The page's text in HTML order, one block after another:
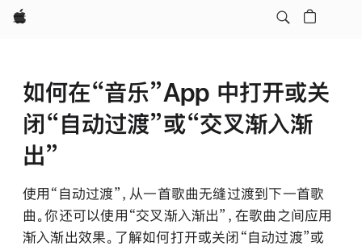
Apple
如何在“音乐”App 中打开或关
闭“自动过渡”或“交叉渐入渐
出”
使用“自动过渡”，从一首歌曲无缝过渡到下一首歌
曲。你还可以使用“交叉渐入渐出”，在歌曲之间应用
渐入渐出效果。了解如何打开或关闭“自动过渡”或